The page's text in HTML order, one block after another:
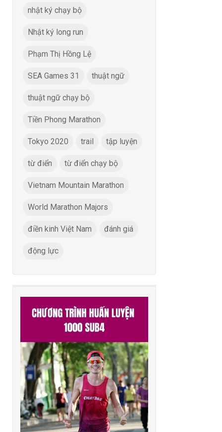
nhật ký chạy bộ
Nhật ký long run
Phạm Thị Hồng Lệ
SEA Games 31 thuật ngữ
thuật ngữ chạy bộ
Tiền Phong Marathon
Tokyo 2020 trail tập luyện
từ điển từ điển chạy bộ
Vietnam Mountain Marathon
World Marathon Majors
điền kinh Việt Nam đánh giá
động lực